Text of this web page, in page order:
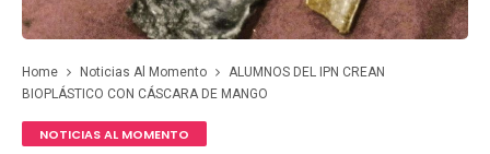
Home Noticias Al Momento
ALUMNOS DEL IPN CREAN
BIOPLÁSTICO CON CÁSCARA DE MANGO
NOTICIAS AL MOMENTO